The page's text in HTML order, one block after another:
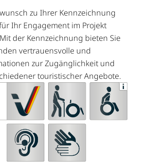
zu Ihrer Kennzeichnung
Ihr Engagement im Projekt
der Kennzeichnung bieten Sie
vertrauensvolle und
zur Zugänglichkeit und
touristischer Angebote.